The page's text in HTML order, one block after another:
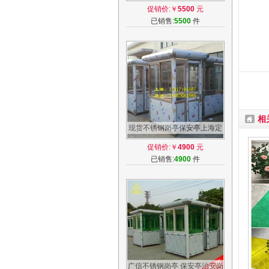
安岗亭高速公路收费岗亭值班
岗亭定做
促销价:￥ 5500 元
已销售:5500 件
现货不锈钢岗亭保安亭上海定
制户外移动岗亭停车场收费岗
亭值班亭
促销价:￥ 4900 元
已销售:4900 件
广信不锈钢岗亭 保安亭治安岗
相